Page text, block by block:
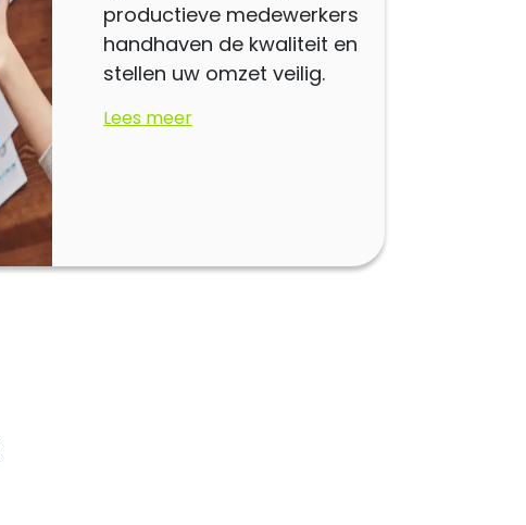
productieve medewerkers
handhaven de kwaliteit en
stellen uw omzet veilig.
Lees meer